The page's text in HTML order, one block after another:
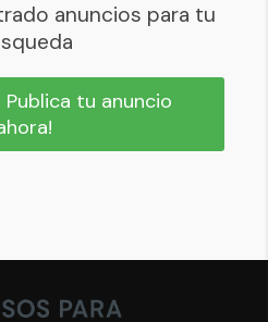
anuncios para tu
tu anuncio